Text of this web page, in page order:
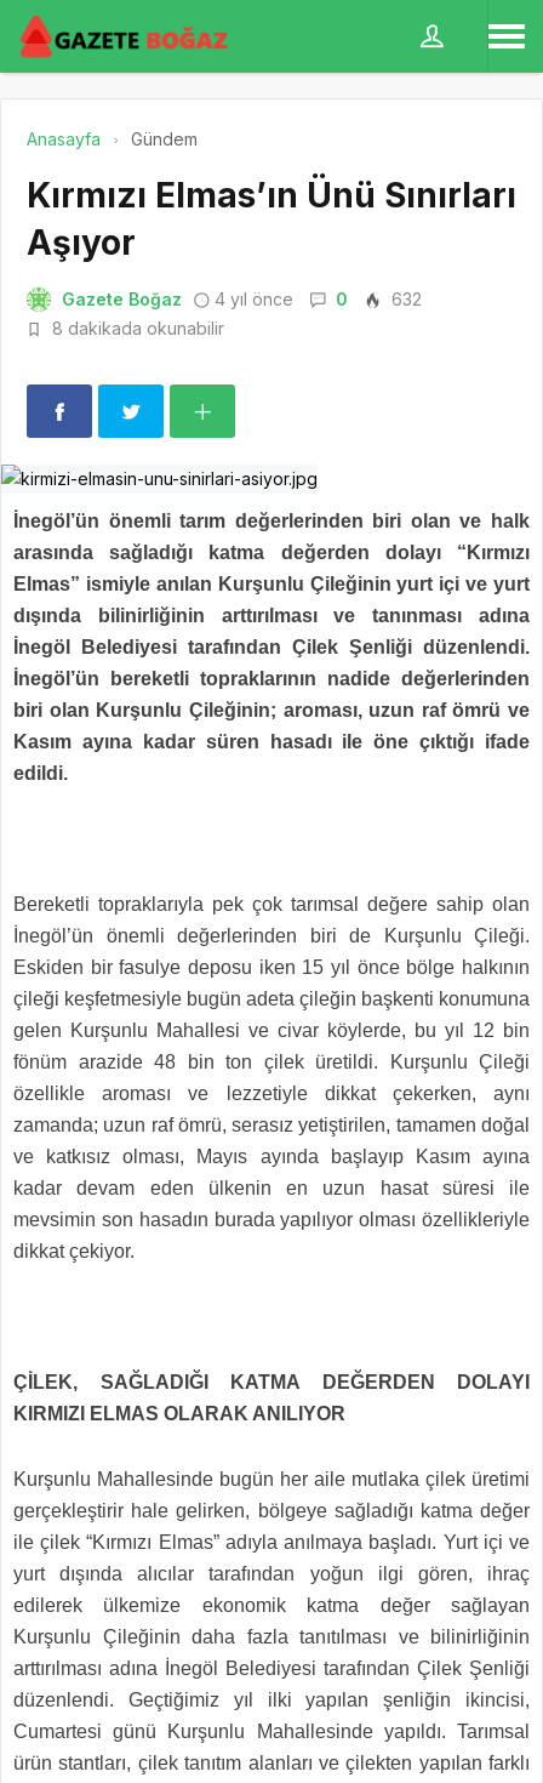
Anasayfa Gündem
Kırmızı Elmas’ın Ünü Sınırları
Aşıyor
Gazete Boğaz 4 yıl önce 0
632
8 dakikada okunabilir
İnegöl’ün önemli tarım değerlerinden biri olan ve halk
arasında sağladığı katma değerden dolayı “Kırmızı
Elmas” ismiyle anılan Kurşunlu Çileğinin yurt içi ve yurt
dışında bilinirliğinin arttırılması ve tanınması adına
İnegöl Belediyesi tarafından Çilek Şenliği düzenlendi.
İnegöl’ün bereketli topraklarının nadide değerlerinden
biri olan Kurşunlu Çileğinin; aroması, uzun raf ömrü ve
Kasım ayına kadar süren hasadı ile öne çıktığı ifade
edildi.
Bereketli topraklarıyla pek çok tarımsal değere sahip olan
İnegöl’ün önemli değerlerinden biri de Kurşunlu Çileği.
Eskiden bir fasulye deposu iken 15 yıl önce bölge halkının
çileği keşfetmesiyle bugün adeta çileğin başkenti konumuna
gelen Kurşunlu Mahallesi ve civar köylerde, bu yıl 12 bin
fönüm arazide 48 bin ton çilek üretildi. Kurşunlu Çileği
özellikle aroması ve lezzetiyle dikkat çekerken, aynı
zamanda; uzun raf ömrü, serasız yetiştirilen, tamamen doğal
ve katkısız olması, Mayıs ayında başlayıp Kasım ayına
kadar devam eden ülkenin en uzun hasat süresi ile
mevsimin son hasadın burada yapılıyor olması özellikleriyle
dikkat çekiyor.
ÇİLEK, SAĞLADIĞI KATMA DEĞERDEN DOLAYI
KIRMIZI ELMAS OLARAK ANILIYOR
Kurşunlu Mahallesinde bugün her aile mutlaka çilek üretimi
gerçekleştirir hale gelirken, bölgeye sağladığı katma değer
ile çilek “Kırmızı Elmas” adıyla anılmaya başladı. Yurt içi ve
yurt dışında alıcılar tarafından yoğun ilgi gören, ihraç
edilerek ülkemize ekonomik katma değer sağlayan
Kurşunlu Çileğinin daha fazla tanıtılması ve bilinirliğinin
arttırılması adına İnegöl Belediyesi tarafından Çilek Şenliği
düzenlendi. Geçtiğimiz yıl ilki yapılan şenliğin ikincisi,
Cumartesi günü Kurşunlu Mahallesinde yapıldı. Tarımsal
ürün stantları, çilek tanıtım alanları ve çilekten yapılan farklı